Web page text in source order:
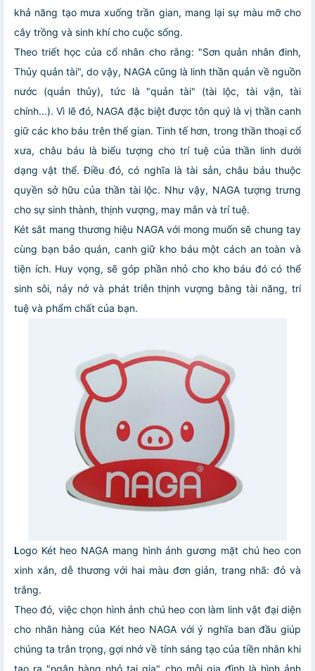
khả năng tạo mưa xuống trần gian, mang lại sự màu mỡ cho
cây trồng và sinh khí cho cuộc sống.
Theo triết học của cổ nhân cho rằng: "Sơn quản nhân đinh,
Thủy quản tài", do vậy, NAGA cũng là linh thần quản về nguồn
nước (quản thủy), tức là "quản tài" (tài lộc, tài vận, tài
chính...). Vì lẽ đó, NAGA đặc biệt được tôn quý là vị thần canh
giữ các kho báu trên thế gian. Tinh tế hơn, trong thần thoại cổ
xưa, châu báu là biểu tượng cho trí tuệ của thần linh dưới
dạng vật thể. Điều đó, có nghĩa là tài sản, châu báu thuộc
quyền sở hữu của thần tài lộc. Như vậy, NAGA tượng trưng
cho sự sinh thành, thịnh vượng, may mắn và trí tuệ.
Két sắt mang thương hiệu NAGA với mong muốn sẽ chung tay
cùng bạn bảo quản, canh giữ kho báu một cách an toàn và
tiện ích. Huy vọng, sẽ góp phần nhỏ cho kho báu đó có thể
sinh sôi, nảy nở và phát triễn thịnh vượng bằng tài năng, trí
tuệ và phẩm chất của bạn.
Logo Két heo NAGA mang hình ảnh gương mặt chú heo con
xinh xắn, dễ thương với hai màu đơn giản, trang nhã: đỏ và
trắng.
Theo đó, việc chọn hình ảnh chú heo con làm linh vật đại diện
cho nhãn hàng của Két heo NAGA với ý nghĩa ban đầu giúp
chúng ta trân trọng, gợi nhớ về tính sáng tạo của tiền nhân khi
tạo ra "ngân hàng nhỏ tại gia" cho mỗi gia đình là hình ảnh